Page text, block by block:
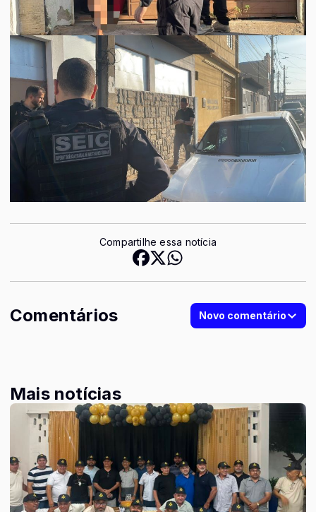
Compartilhe essa notícia
Comentários Novo comentário
Mais notícias